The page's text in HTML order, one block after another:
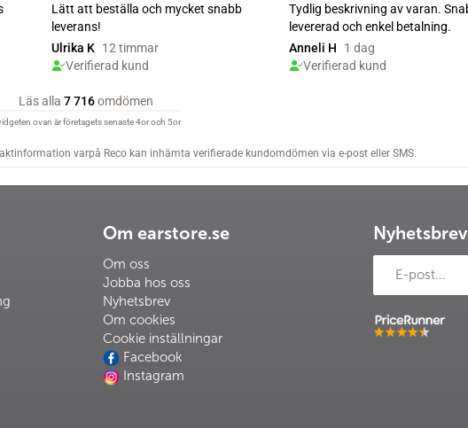
Om earstore.se
Om oss
Jobba hos oss
Nyhetsbrev
Om cookies
Cookie inställningar
Facebook
Instagram
Nyhetsbrev